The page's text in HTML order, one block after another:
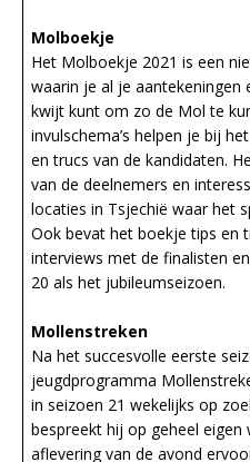
Molboekje
Het Molboekje 2021 is een
waarin je al je aantekeningen
kwijt kunt om zo de Mol te
invulschema’s helpen je bij
en trucs van de kandidaten.
van de deelnemers en
locaties in Tsjechië waar het
Ook bevat het boekje tips en
interviews met de finalisten
20 als het jubileumseizoen.
Mollenstreken
Na het succesvolle eerste
jeugdprogramma
in seizoen 21 wekelijks op
bespreekt hij op geheel eigen
aflevering van de avond